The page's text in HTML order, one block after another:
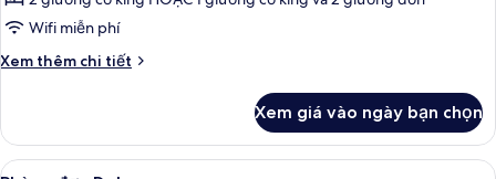
dành
cho
gia
Wifi miễn phí
Xem thêm chi tiết
Chi
Phòng
dành
Xem giá vào ngày bạn chọn
Xem